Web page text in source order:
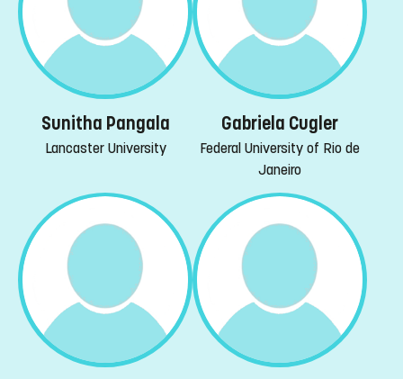
Sunitha Pangala
Lancaster University
Gabriela Cugler
Federal University of Rio de
Janeiro